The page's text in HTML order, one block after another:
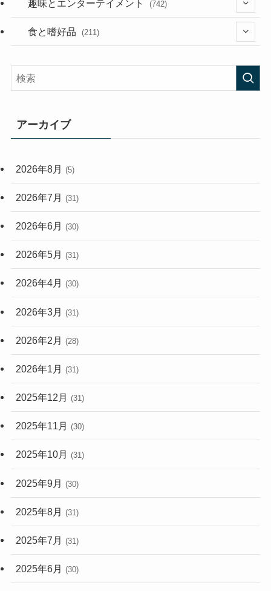
(394)
(282)
(33)
(248)
趣味とエンターテイメント (742)
(56)
食と嗜好品 (211)
アーカイブ
2026年8月 (5)
2026年7月 (31)
2026年6月 (30)
2026年5月 (31)
2026年4月 (30)
2026年3月 (31)
2026年2月 (28)
2026年1月 (31)
2025年12月 (31)
2025年11月 (30)
2025年10月 (31)
2025年9月 (30)
2025年8月 (31)
2025年7月 (31)
2025年6月 (30)